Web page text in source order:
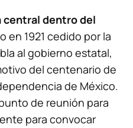
central dentro del
en 1921 cedido por la
al gobierno estatal,
del centenario de
de México.​
de reunión para
para convocar